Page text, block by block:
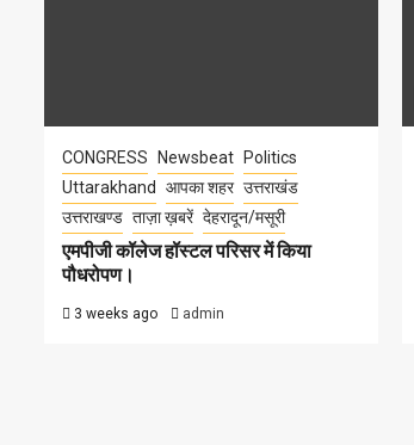
CONGRESS Newsbeat
Politics
Uttarakhand
आपका शहर उत्तराखंड
उत्तराखण्ड ताज़ा ख़बरें देहरादून/मसूरी
एमपीजी कॉलेज हॉस्टल परिसर में किया
पौधरोपण।
3 weeks ago admin